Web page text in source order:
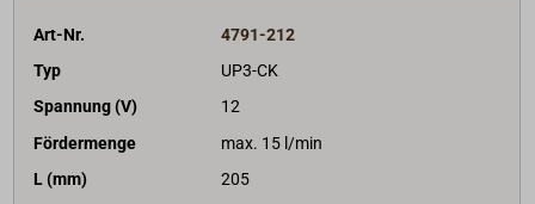
Art-Nr.
4791-212
Typ
UP3-CK
Spannung (V)
12
Fördermenge
max. 15 l/min
L (mm)
205